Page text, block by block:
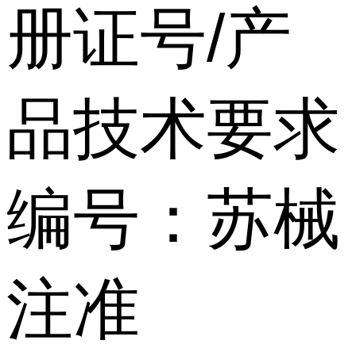
册证号/产
品技术要求
编号：苏械
注准